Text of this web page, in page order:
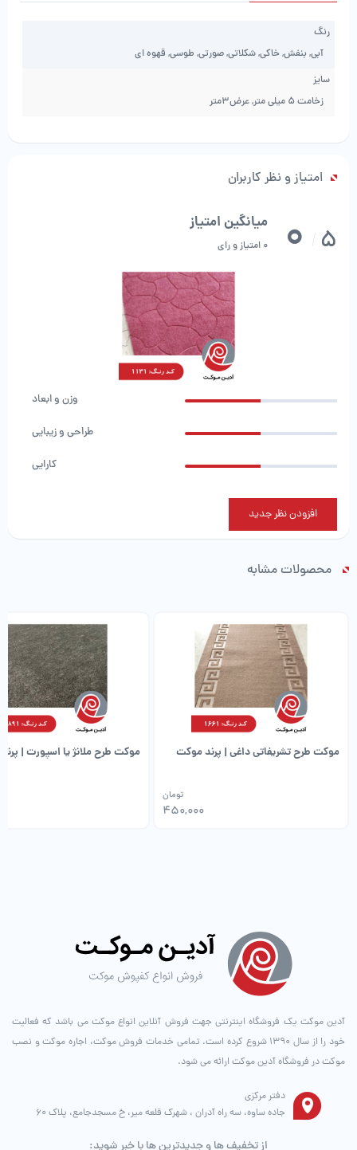
موکت ها دارای طرح ها و نقش های مختلفی هستند به طوری که حتی می توان
امروزه طرح و نقش دلخواهتان را نیز بر روی آن ها حک کنید که این مسئله در
مورد فرش قابل صدق نیست.
از فرش سبک تر است.
شست و شوی موکت از فرش بسیار راحت تر است به علاوه ی این نکته که رنگ و
می توانید هر متراژِی را که برای استفاده نیاز دارید سفارش بدهید و بخرید بر
آخرین ویژگی و مزیتی هم که در این مطلب برای شما میخواهیم بیان کنیم
سادگی حمل و نقل موکت نسبت به فرش است که در هنگام جابجایی منزل و
اسباب کشی بسیار کمک حال شما می شود.
از ارائه دهندگان خریدفریشنهارزان قیمت است که تمامی انواع
فرشینه و موکت را با کمترین قیمت، در تمامی متراژ ها با بهترین کیفیت ارائه
می‌نماید، تنها کافیت با ما تماس بگیرید.
رنگ
آبی, بنفش, خاکی, شکلاتی, صورتی, طوسی, قهوه ای
سایز
زخامت 5 میلی متر, عرض3متر
امتیاز و نظر کاربران
5
0 میانگین امتیاز
0 امتیاز و رای
وزن و ابعاد
طراحی و زیبایی
کارایی
افزودن نظر جدید
محصولات مشابه
موکت طرح تشریفاتی داغی | پرند موکت
450,000
تومان
موکت طرح ملانژ یا اسپورت |
آدین موکت یک فروشگاه اینترنتی جهت فروش آنلاین انواع موکت می باشد که فعالیت
خود را از سال ۱۳۹۰ شروع کرده است. تمامی خدمات فروش موکت، اجاره موکت و نصب
موکت در فروشگاه آدین موکت ارائه می شود.
دفتر مرکزی
جاده ساوه، سه راه آدران ، شهرک قلعه میر، خ مسجدجامع، پلاک 60
از تخفیف ها و جدیدترین ها با خبر شوید: